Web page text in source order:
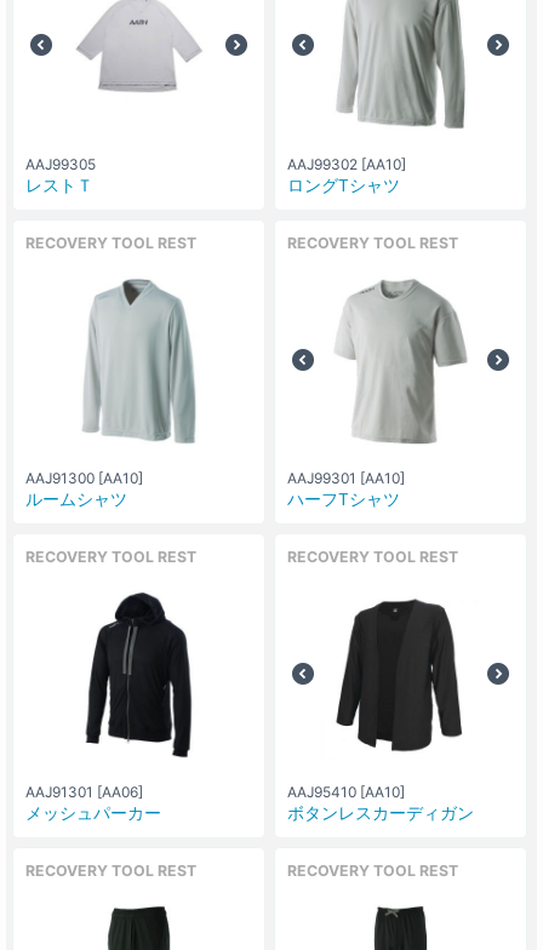
AAJ99305
レストＴ
AAJ99302 [AA10]
ロングTシャツ
RECOVERY TOOL REST
AAJ91300 [AA10]
ルームシャツ
RECOVERY TOOL REST
AAJ99301 [AA10]
ハーフTシャツ
RECOVERY TOOL REST
AAJ91301 [AA06]
メッシュパーカー
RECOVERY TOOL REST
AAJ95410 [AA10]
ボタンレスカーディガン
RECOVERY TOOL REST RECOVERY TOOL REST